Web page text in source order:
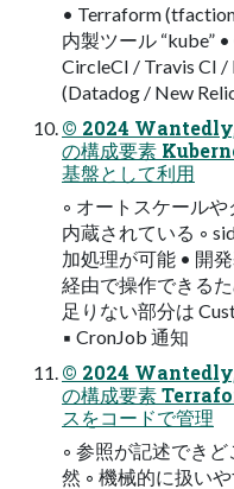
• Terraform
内製ツール “kube”
CircleCI / Travis CI
(Datadog / New
© 2024 Wantedly,
の構成要素
基盤として利⽤
◦ オートスケール
内蔵されている ◦
加処理が可能 • 開
経由で操作できる
⾜りない部分は
▪ CronJob 通知
© 2024 Wantedly,
の構成要素
スをコードで管理
◦ 参照が記述でき
然 ◦ 機械的に扱い